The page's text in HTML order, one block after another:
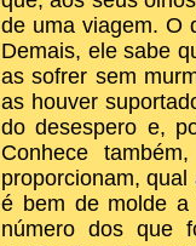
de uma viagem. O
Demais, ele sabe
as sofrer sem
as houver
do desespero e,
Conhece
proporcionam,
é bem de molde a
número dos que